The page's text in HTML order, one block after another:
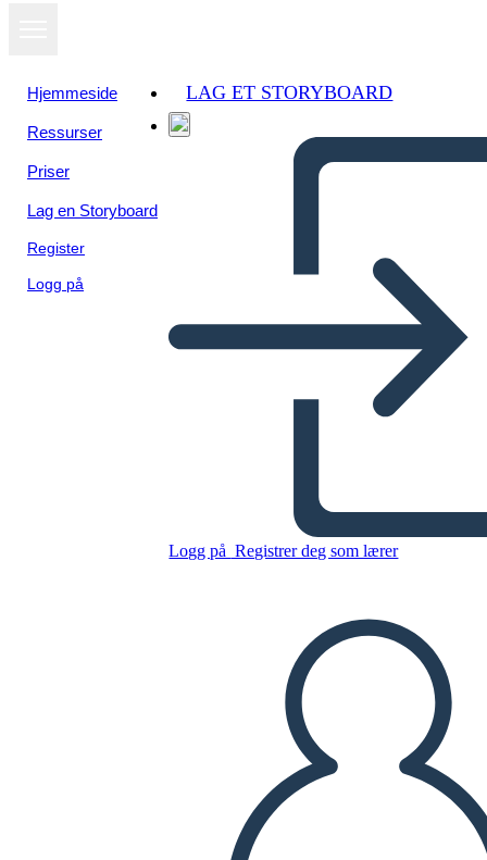
Hjemmeside
Ressurser
Priser
Lag en Storyboard
Register
Logg på
LAG ET STORYBOARD
Logg på Registrer deg som lærer
SPILLE AV LYSBILDEFREMVISNING
LES FOR MEG